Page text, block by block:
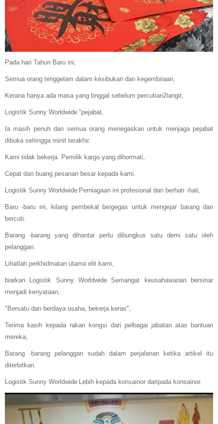
Pada hari Tahun Baru ini,
Semua orang tenggelam dalam kesibukan dan kegembiraan,
Kerana hanya ada masa yang tinggal sebelum percutian2langit,
Logistik Sunny Worldwide "pejabat,
Ia masih penuh dan semua orang menegaskan untuk menjaga pejabat
dibuka sehingga minit terakhir.
Kami tidak bekerja. Pemilik kargo yang dihormati,
Cepat dan buang pesanan besar kepada kami.
Logistik Sunny Worldwide Perniagaan ini profesional dan berhati -hati,
Baru -baru ini, kilang pembekal bergegas untuk mengejar barang dan
bercuti.
Barang -barang yang dihantar perlu dibungkus satu demi satu oleh
pelanggan.
Lihatlah perkhidmatan utama elit kami,
biarkan Logistik Sunny Worldwide Semangat keusahawanan bersinar
menjadi kenyataan,
"Bersatu dan berdaya usaha, bekerja keras",
Terima kasih kepada rakan kongsi dari pelbagai jabatan atas bantuan
mereka,
Barang -barang pelanggan sudah dalam perjalanan ketika artikel itu
diterbitkan.
Logistik Sunny Worldwide Lebih kepada konsainor daripada konsainor.